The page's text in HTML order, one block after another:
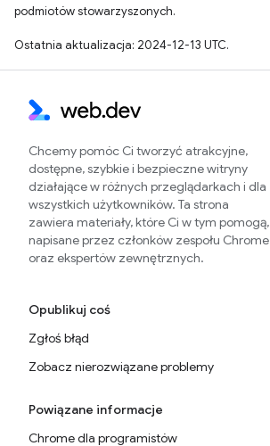
podmiotów stowarzyszonych.
Ostatnia aktualizacja: 2024-12-13 UTC.
Chcemy pomóc Ci tworzyć atrakcyjne,
dostępne, szybkie i bezpieczne witryny
działające w różnych przeglądarkach i dla
wszystkich użytkowników. Ta strona
zawiera materiały, które Ci w tym pomogą,
napisane przez członków zespołu Chrome
oraz ekspertów zewnętrznych.
Opublikuj coś
Zgłoś błąd
Zobacz nierozwiązane problemy
Powiązane informacje
Chrome dla programistów